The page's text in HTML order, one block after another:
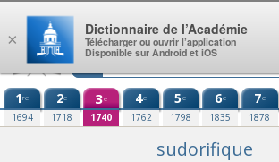
Aller au contenu
1re
1694
2e
1718
3e
1740
4e
1762
5e
1798
6e
1835
7e
1878
sudorifique
×
Dictionnaire de l’Académie
Télécharger ou ouvrir l’application
Disponible sur Android et iOS